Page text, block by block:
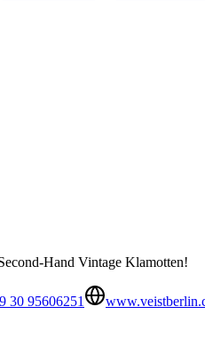
Hand Vintage Klamotten!
30 95606251